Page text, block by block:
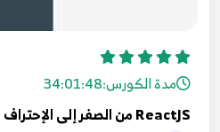
مدة الكورس:34:01:48
ReactJS من الصفر إلى الإحتراف
41
Edit User
5:12